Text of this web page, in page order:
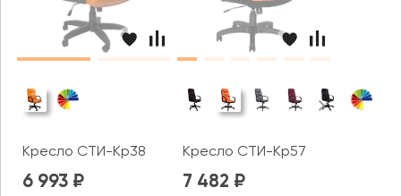
Кресло СТИ-Кр38
6 993
Кресло СТИ-Кр57
7 482